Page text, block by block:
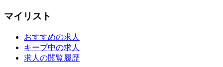
マイリスト
おすすめの求人
キープ中の求人
求人の閲覧履歴